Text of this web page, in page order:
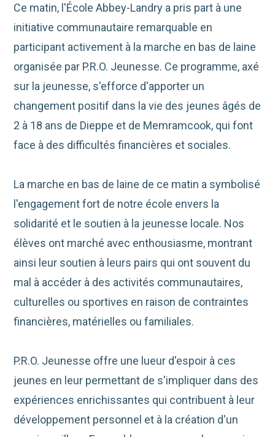
Ce matin, l'École Abbey-Landry a pris part à une
initiative communautaire remarquable en
participant activement à la marche en bas de laine
organisée par P.R.O. Jeunesse. Ce programme, axé
sur la jeunesse, s'efforce d'apporter un
changement positif dans la vie des jeunes âgés de
2 à 18 ans de Dieppe et de Memramcook, qui font
face à des difficultés financières et sociales.
La marche en bas de laine de ce matin a symbolisé
l'engagement fort de notre école envers la
solidarité et le soutien à la jeunesse locale. Nos
élèves ont marché avec enthousiasme, montrant
ainsi leur soutien à leurs pairs qui ont souvent du
mal à accéder à des activités communautaires,
culturelles ou sportives en raison de contraintes
financières, matérielles ou familiales.
P.R.O. Jeunesse offre une lueur d'espoir à ces
jeunes en leur permettant de s'impliquer dans des
expériences enrichissantes qui contribuent à leur
développement personnel et à la création d'un